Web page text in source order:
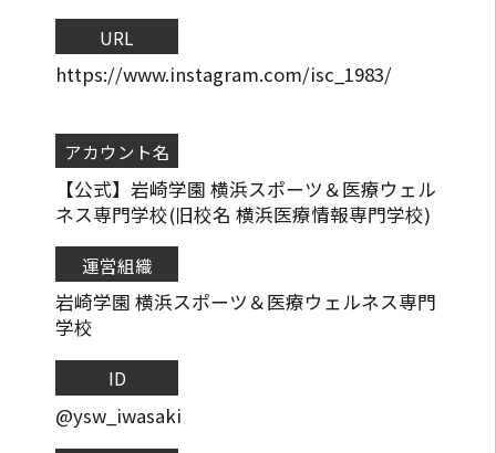
URL
https://www.instagram.com/isc_1983/
アカウント名
【公式】岩崎学園 横浜スポーツ＆医療ウェル
ネス専門学校(旧校名 横浜医療情報専門学校)
運営組織
岩崎学園 横浜スポーツ＆医療ウェルネス専門
学校
ID
@ysw_iwasaki